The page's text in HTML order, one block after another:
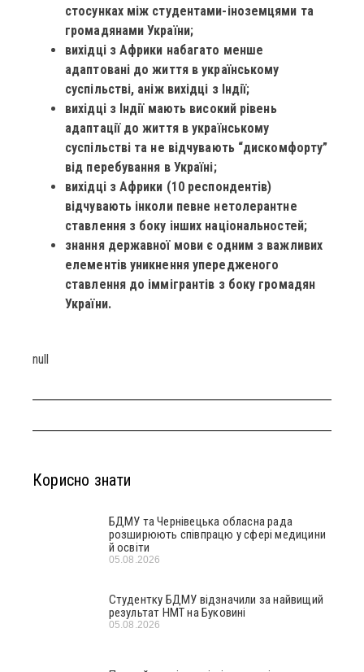
стосунках між студентами-іноземцями та
громадянами України;
вихідці з Африки набагато менше
адаптовані до життя в українському
суспільстві, аніж вихідці з Індії;
вихідці з Індії мають високий рівень
адаптації до життя в українському
суспільстві та не відчувають “дискомфорту”
від перебування в Україні;
вихідці з Африки (10 респондентів)
відчувають інколи певне нетолерантне
ставлення з боку інших національностей;
знання державної мови є одним з важливих
елементів уникнення упередженого
ставлення до іммігрантів з боку громадян
України.
null
Корисно знати
БДМУ та Чернівецька обласна рада
розширюють співпрацю у сфері медицини
й освіти
05.08.2026
Студентку БДМУ відзначили за найвищий
результат НМТ на Буковині
05.08.2026